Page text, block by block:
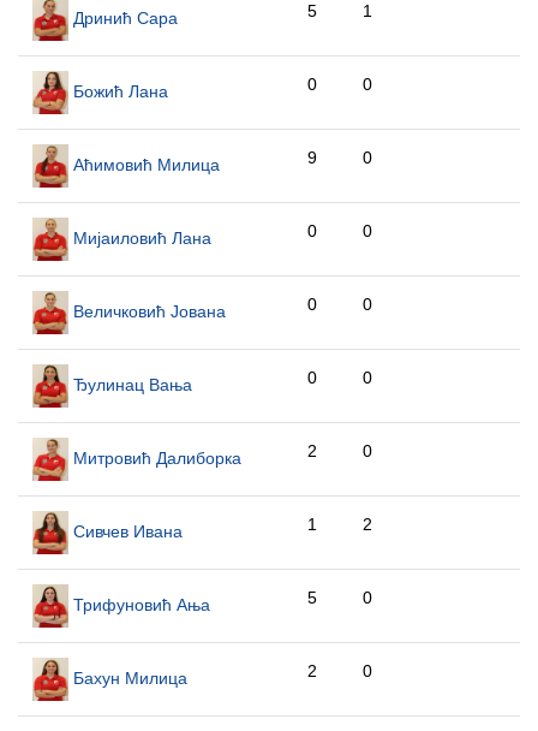
Дринић Сара 5 1
Божић Лана 0 0
Аћимовић Милица 9 0
Мијаиловић Лана 0 0
Величковић Јована 0 0
Ђулинац Вања 0 0
Митровић Далиборка 2 0
Сивчев Ивана 1 2
Трифуновић Ања 5 0
Бахун Милица 2 0